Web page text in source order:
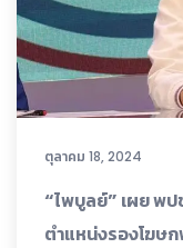
ตุลาคม 18, 2024
“ไพบูลย์” เผย พป
ตำแหน่งรองโฆษ